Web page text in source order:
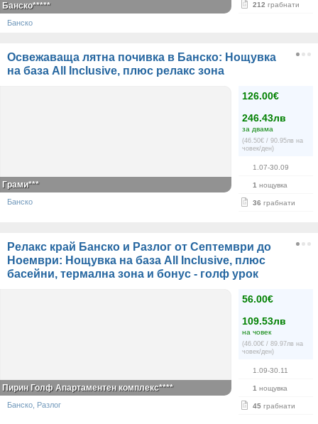
212 грабнати
Банско*****
Банско
Освежаваща лятна почивка в Банско: Нощувка
на база All Inclusive, плюс релакс зона
126.00€
246.43лв
за двама
(46.50€ / 90.95лв на
човек/ден)
1.07-30.09
1 нощувка
36 грабнати
Грами***
Банско
Релакс край Банско и Разлог от Септември до
Ноември: Нощувка на база All Inclusive, плюс
басейни, термална зона и бонус - голф урок
56.00€
109.53лв
на човек
(46.00€ / 89.97лв на
човек/ден)
1.09-30.11
1 нощувка
45 грабнати
Пирин Голф Апартаментен комплекс****
Банско, Разлог